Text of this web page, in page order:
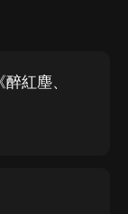
述，中間穿插
道三家的修煉
沉澱的中華文
紅塵、